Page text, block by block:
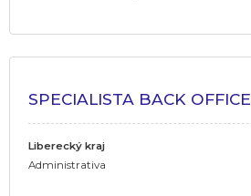
SPECIALISTA BACK OFFICE
Liberecký kraj
Administrativa